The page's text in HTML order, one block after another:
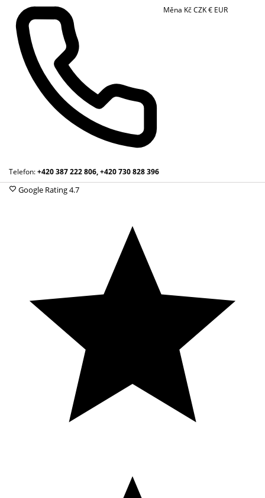
Telefon:+420 387 222 806, +420 730 828 396
Měna KčCZK€ EUR
Google Rating4.7